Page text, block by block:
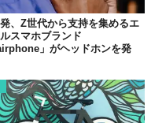
いはずだ。
、Z世代から支持を集めるエ
スマホブランド
」がヘッドホンを発